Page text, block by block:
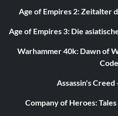
8XL359 eingeben
John Hammond (Verlorene
Age of Empires 2: Zeitalter
Age of Empires 3: Die
Warhammer 40k: Dawn of
Assassin's
Company of Heroes: